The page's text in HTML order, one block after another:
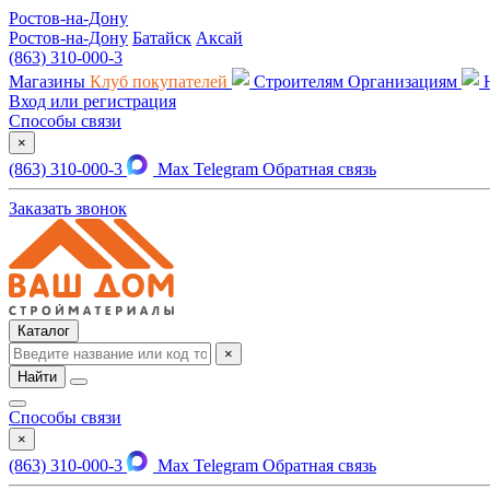
Ростов-на-Дону
Ростов-на-Дону Батайск Аксай
(863) 310-000-3
Магазины Клуб покупателей Строителям Организациям
Вход или регистрация
Способы связи
×
(863) 310-000-3 Max Telegram Обратная связь
Заказать звонок
Каталог
×
Найти
Способы связи
×
(863) 310-000-3 Max Telegram Обратная связь